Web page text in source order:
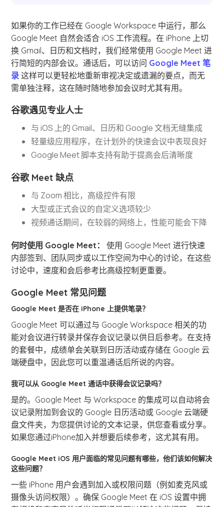
如果你的工作已经在 Google Workspace 中运行，那么
Google Meet 自然会适合 iOS 工作流程。在 iPhone 上切
换 Gmail、日历和文档时，我们经常使用 Google Meet 进
行简短的内部会议。通话后，可以访问 Google Meet 笔
录 这样可以更轻松地重新审视决定或遗漏的要点，而无
需单独注释，这在随时随地参加会议时尤其有用。
谷歌遇见专业人士
与 iOS 上的 Gmail、日历和 Google 文档无缝集成
轻量级应用程序，在计划外的快速会议中表现良好
Google Meet 脚本支持有助于提高会后清晰度
谷歌 Meet 缺点
与 Zoom 相比，高级控件有限
大型或正式会议的自定义选项较少
视频通话期间，在较弱的网络上，性能可能会下降
何时使用 Google Meet：使用 Google Meet 进行快速
内部签到、团队同步或以工作空间为中心的讨论，在这些
讨论中，速度和会后参考比高级控制更重要。
Google Meet 常见问题
Google Meet 是否在 iPhone 上提供笔录？
Google Meet 可以通过与 Google Workspace 相关的功
能对会议进行转录并保存会议记录以供日后参考。在支持
的套餐中，成绩单会关联到日历活动或存储在 Google 云
端硬盘中，因此您可以重温通话后所说的内容。
我可以从 Google Meet 通话中获得会议记录吗？
是的。Google Meet 与 Workspace 的集成可以自动将会
议记录附加到会议的 Google 日历活动或 Google 云端硬
盘文件夹，为您提供讨论的文本记录，供您查看或分享。
如果您通过iPhone加入并想要后续参考，这尤其有用。
Google Meet iOS 用户面临的常见问题有哪些，他们该如何解决
这些问题？
一些 iPhone 用户会遇到加入或权限问题（例如麦克风或
摄像头访问权限）。确保 Google Meet 在 iOS 设置中拥